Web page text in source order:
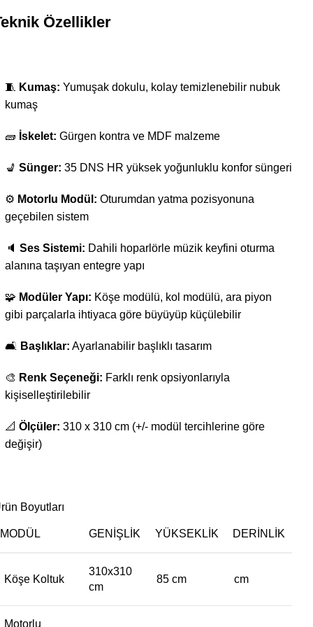
Özellikler
🧵 Kumaş: Yumuşak dokulu, kolay temizlenebilir nubuk
kumaş
🧱 İskelet: Gürgen kontra ve MDF malzeme
💺 Sünger: 35 DNS HR yüksek yoğunluklu konfor süngeri
⚙️ Motorlu Modül: Oturumdan yatma pozisyonuna
geçebilen sistem
🔈 Ses Sistemi: Dahili hoparlörle müzik keyfini oturma
alanına taşıyan entegre yapı
🧩 Modüler Yapı: Köşe modülü, kol modülü, ara piyon
gibi parçalarla ihtiyaca göre büyüyüp küçülebilir
🛋️ Başlıklar: Ayarlanabilir başlıklı tasarım
🎨 Renk Seçeneği: Farklı renk opsiyonlarıyla
kişiselleştirilebilir
📐 Ölçüler: 310 x 310 cm (+/- modül tercihlerine göre
değişir)
Boyutları
MODÜL GENIŞLIK YÜKSEKLIK DERINLIK
Köşe Koltuk
310x310
cm
85 cm cm
Motorlu